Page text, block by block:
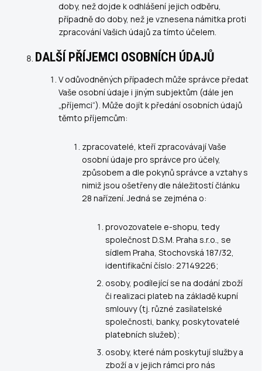
doby, než dojde k odhlášení jejich odběru,
případně do doby, než je vznesena námitka proti
zpracování Vašich údajů za tímto účelem.
DALŠÍ PŘÍJEMCI OSOBNÍCH ÚDAJŮ
V odůvodněných případech může správce předat
Vaše osobní údaje i jiným subjektům (dále jen
„příjemci“). Může dojít k předání osobních údajů
těmto příjemcům:
zpracovatelé, kteří zpracovávají Vaše
osobní údaje pro správce pro účely,
způsobem a dle pokynů správce a vztahy s
nimiž jsou ošetřeny dle náležitostí článku
28 nařízení. Jedná se zejména o:
provozovatele e-shopu, tedy
společnostD.S.M. Praha s.r.o., se
sídlem Praha, Stochovská 187/32,
identifikační číslo: 27149226;
osoby, podílející se na dodání zboží
či realizaci plateb na základě kupní
smlouvy (tj. různé zasílatelské
společnosti, banky, poskytovatelé
platebních služeb);
osoby, které nám poskytují služby a
zboží a v jejich rámci pro nás